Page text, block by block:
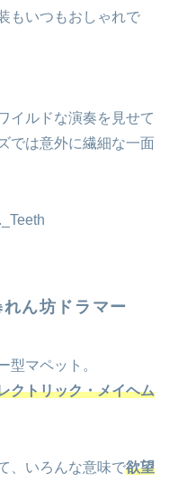
もいつもおしゃれで
イルドな演奏を見せて
では意外に繊細な一面
ん坊ドラマー
型マペット。
クトリック・メイヘム
、いろんな意味で欲望